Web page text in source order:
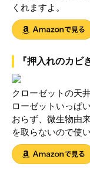
くれますよ。
『押入れのカビ
クローゼットの天
ローゼットいっぱ
おらず、微生物由
を取らないので使